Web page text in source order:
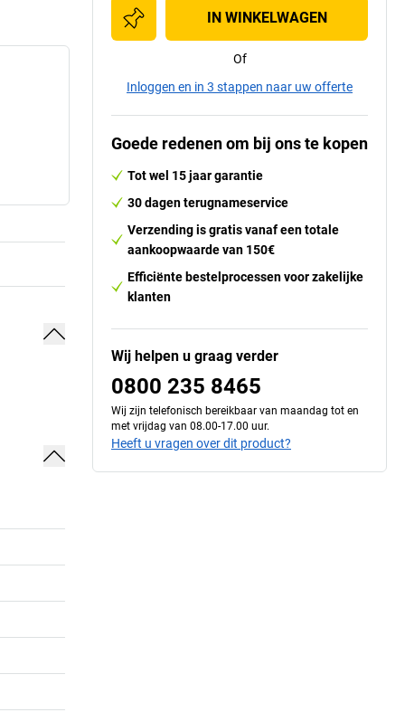
IN WINKELWAGEN
Of
Inloggen en in 3 stappen naar uw offerte
Goede redenen om bij ons te kopen
Tot wel 15 jaar garantie
30 dagen terugnameservice
Verzending is gratis vanaf een totale
aankoopwaarde van 150€
Efficiënte bestelprocessen voor zakelijke
klanten
Wij helpen u graag verder
0800 235 8465
Wij zijn telefonisch bereikbaar van maandag tot en
met vrijdag van 08.00-17.00 uur.
Heeft u vragen over dit product?